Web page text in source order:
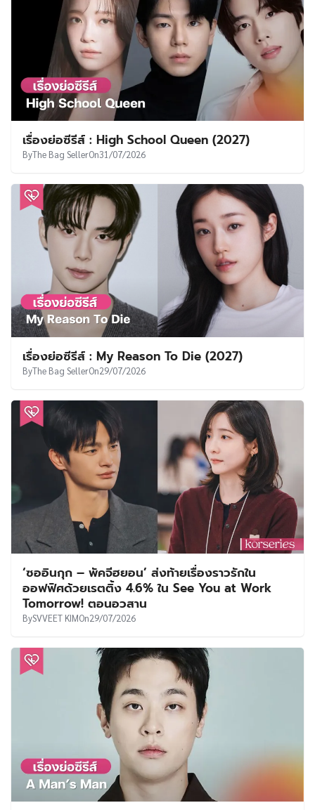
ByThe Bag Seller On29/07/2026
ออฟฟิศด้วยเรตติ้ง 4.6% ใน See You at Work
Tomorrow! ตอนอวสาน
SVVEET KIMOn29/07/2026
ByThe Bag Seller On28/07/2026